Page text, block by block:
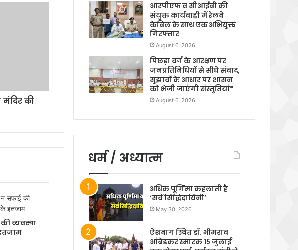
की
व्यवस्था
आरपीएफ व सीआईबी की
संयुक्त कार्यवाही में रेलवे
केबिल के साथ एक अभियुक्त
गिरफ्तार
August 6, 2026
पिछड़ा वर्ग के आरक्षण पर
जनप्रतिनिधियों से सीधे संवाद,
सुझावों के आधार पर शासन
को भेजी जाएंगी संस्तुतियां*
August 6, 2026
धर्म / अध्यात्म
अधिक पूर्णिमा कहलाती है
‘सर्व सिद्धिदायिनी’
May 30, 2026
ऐशबाग स्थित डॉ. भीमराव
आंबेडकर स्मारक 15 जुलाई